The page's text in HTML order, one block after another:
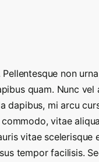
non
quam. Nunc vel
dapibus, mi arcu
vitae
vitae scelerisque
tempor facilisis.